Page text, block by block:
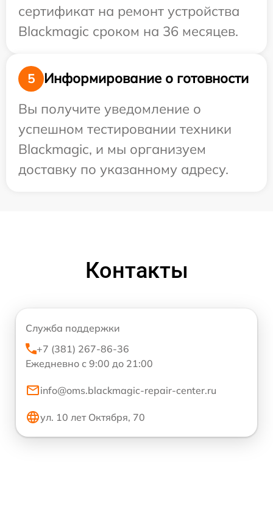
сертификат на ремонт устройства
Blackmagic сроком на 36 месяцев.
5
Информирование о готовности
Вы получите уведомление о
успешном тестировании техники
Blackmagic, и мы организуем
доставку по указанному адресу.
Контакты
Служба поддержки
+7 (381) 267-86-36
Ежедневно с 9:00 до 21:00
info@oms.blackmagic-repair-center.ru
ул. 10 лет Октября, 70